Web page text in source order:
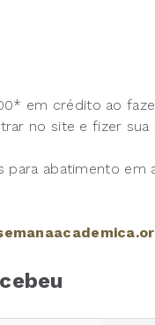
em crédito ao
no site e fizer sua
abatimento